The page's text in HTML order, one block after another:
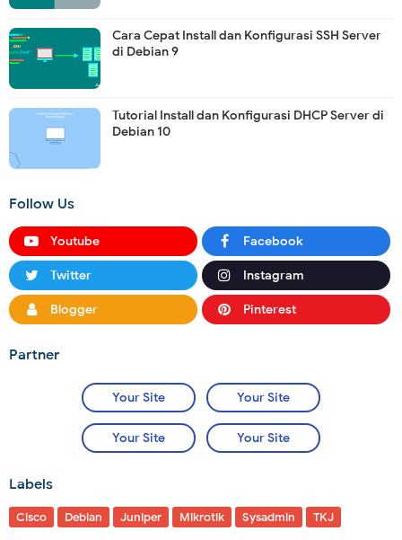
Cara Cepat Install dan Konfigurasi SSH Server
di Debian 9
Tutorial Install dan Konfigurasi DHCP Server di
Debian 10
Follow Us
Youtube Facebook
Twitter Instagram
Blogger Pinterest
Partner
Your Site Your Site
Your Site Your Site
Labels
Cisco Debian Juniper Mikrotik Sysadmin TKJ